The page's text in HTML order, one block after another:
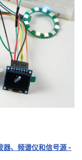
器、频谱仪和信号源 -